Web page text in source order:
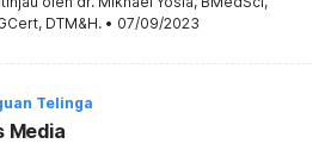
DTM&H. • 07/09/2023
Telinga
Media